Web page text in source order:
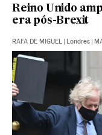
Reino Unido
era pós-Brexit
RAFA DE MIGUEL | Londres |